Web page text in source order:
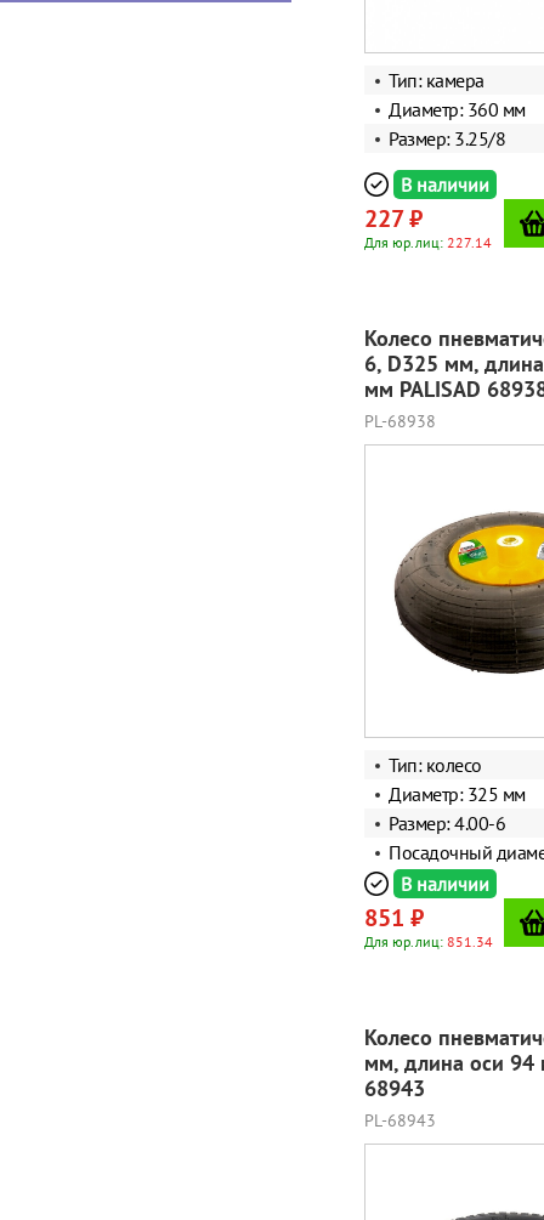
Тип: камера
Диаметр: 360 мм
Размер: 3.25/8
В наличии
227 ₽
Для юр.лиц: 227.14
Колесо
6, D325 мм,
мм PALISAD
PL-68938
Тип: колесо
Диаметр: 325 мм
Размер: 4.00-6
Посадочный
В наличии
851 ₽
Для юр.лиц: 851.34
Колесо
мм, длина оси 94
68943
PL-68943